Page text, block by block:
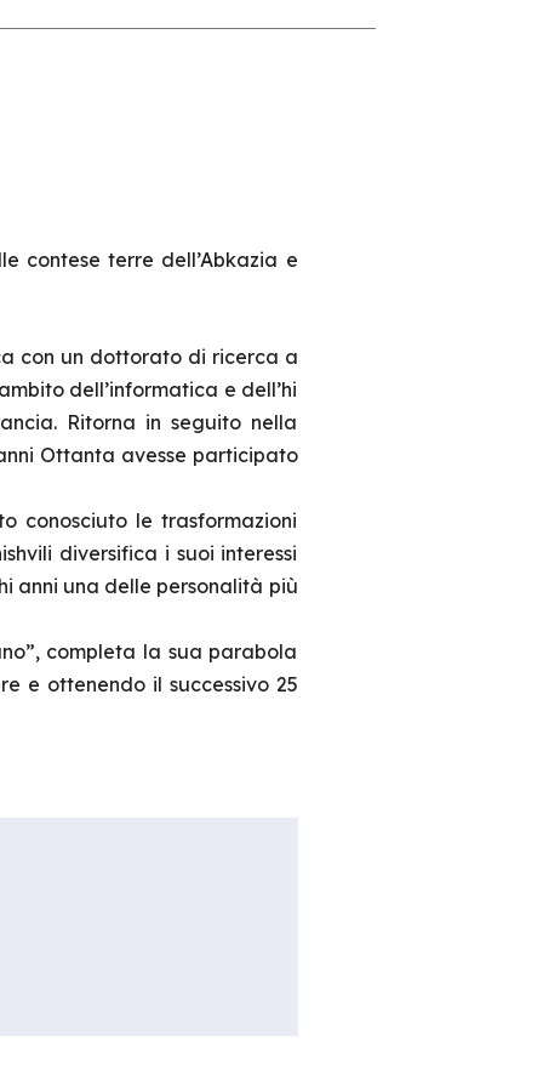
contese terre dell’Abkazia e
con un dottorato di ricerca a
dell’informatica e dell’hi
Ritorna in seguito nella
Ottanta avesse participato
conosciuto le trasformazioni
diversifica i suoi interessi
anni una delle personalità più
completa la sua parabola
e ottenendo il successivo 25